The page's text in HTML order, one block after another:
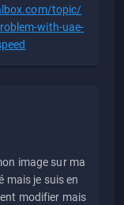
topic/
with-uae-
image sur ma
mais je suis en
modifier mais